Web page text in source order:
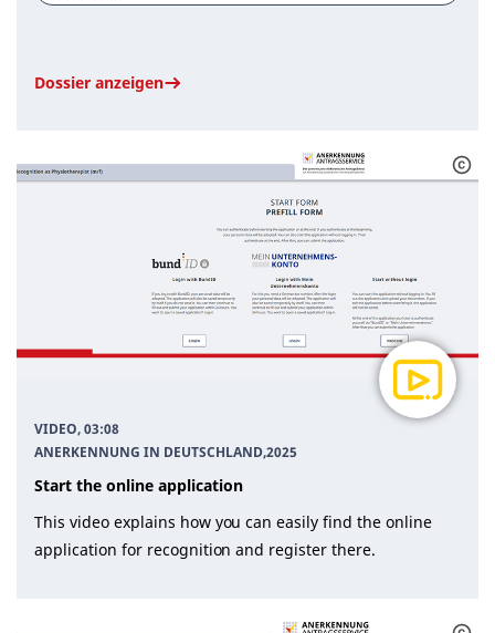
Dossier anzeigen
VIDEO, 03:08
ANERKENNUNG IN DEUTSCHLAND,2025
Start the online application
This video explains how you can easily find the online
application for recognition and register there.